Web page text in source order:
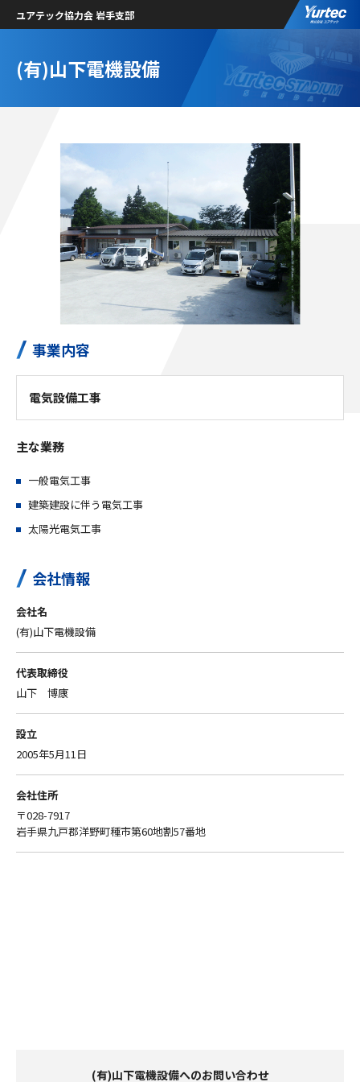
ユアテック協力会 岩手支部
(有)山下電機設備
事業内容
電気設備工事
主な業務
一般電気工事
建築建設に伴う電気工事
太陽光電気工事
会社情報
会社名
(有)山下電機設備
代表取締役
山下 博康
設立
2005年5月11日
会社住所
〒028-7917
岩手県九戸郡洋野町種市第60地割57番地
(有)山下電機設備へのお問い合わせ